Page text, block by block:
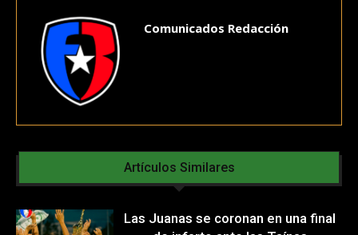
Comunicados Redacción
Artículos Similares
Las Juanas se coronan en una final